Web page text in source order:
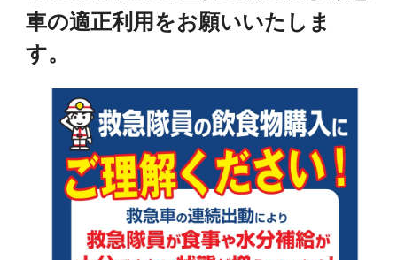
車の適正利用 をお願いいたしま
す。